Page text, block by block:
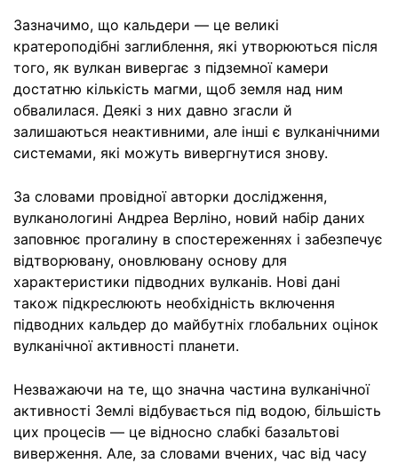
Зазначимо, що кальдери — це великі
кратероподібні заглиблення, які утворюються після
того, як вулкан вивергає з підземної камери
достатню кількість магми, щоб земля над ним
обвалилася. Деякі з них давно згасли й
залишаються неактивними, але інші є вулканічними
системами, які можуть вивергнутися знову.
За словами провідної авторки дослідження,
вулканологині Андреа Верліно, новий набір даних
заповнює прогалину в спостереженнях і забезпечує
відтворювану, оновлювану основу для
характеристики підводних вулканів. Нові дані
також підкреслюють необхідність включення
підводних кальдер до майбутніх глобальних оцінок
вулканічної активності планети.
Незважаючи на те, що значна частина вулканічної
активності Землі відбувається під водою, більшість
цих процесів — це відносно слабкі базальтові
виверження. Але, за словами вчених, час від часу